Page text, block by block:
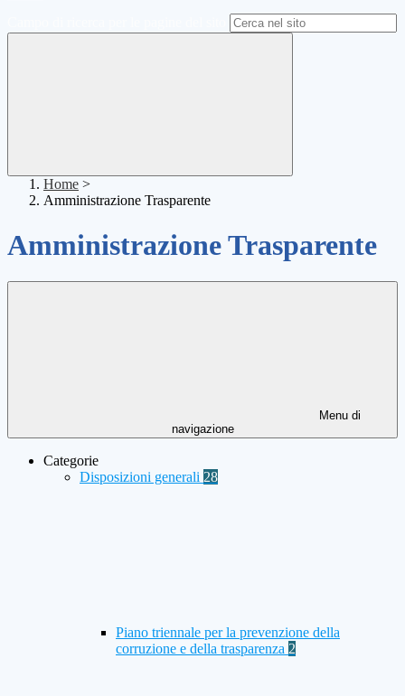
Home >
Amministrazione Trasparente
Amministrazione Trasparente
Menu di
navigazione
Categorie
Disposizioni generali 28
Piano triennale per la prevenzione della
corruzione e della trasparenza 2